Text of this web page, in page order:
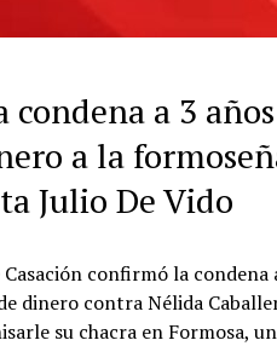
condena a 3
a la
Julio De Vido
Casación confirmó la
dinero contra Nélida
su chacra en Formosa,